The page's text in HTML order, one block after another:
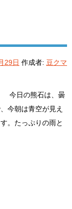
29日 作成者: 豆クマ
日の熊石は、曇
今朝は青空が見え
。たっぷりの雨と